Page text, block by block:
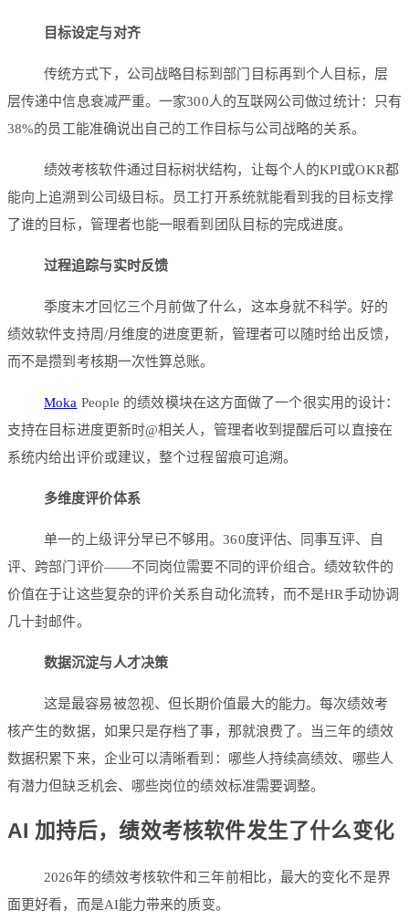
目标设定与对齐
传统方式下，公司战略目标到部门目标再到个人目标，层
层传递中信息衰减严重。一家300人的互联网公司做过统计：只有
38%的员工能准确说出自己的工作目标与公司战略的关系。
绩效考核软件通过目标树状结构，让每个人的KPI或OKR都
能向上追溯到公司级目标。员工打开系统就能看到我的目标支撑
了谁的目标，管理者也能一眼看到团队目标的完成进度。
过程追踪与实时反馈
季度末才回忆三个月前做了什么，这本身就不科学。好的
绩效软件支持周/月维度的进度更新，管理者可以随时给出反馈，
而不是攒到考核期一次性算总账。
Moka People 的绩效模块在这方面做了一个很实用的设计：
支持在目标进度更新时@相关人，管理者收到提醒后可以直接在
系统内给出评价或建议，整个过程留痕可追溯。
多维度评价体系
单一的上级评分早已不够用。360度评估、同事互评、自
评、跨部门评价——不同岗位需要不同的评价组合。绩效软件的
价值在于让这些复杂的评价关系自动化流转，而不是HR手动协调
几十封邮件。
数据沉淀与人才决策
这是最容易被忽视、但长期价值最大的能力。每次绩效考
核产生的数据，如果只是存档了事，那就浪费了。当三年的绩效
数据积累下来，企业可以清晰看到：哪些人持续高绩效、哪些人
有潜力但缺乏机会、哪些岗位的绩效标准需要调整。
AI 加持后，绩效考核软件发生了什么变化
2026年的绩效考核软件和三年前相比，最大的变化不是界
面更好看，而是AI能力带来的质变。